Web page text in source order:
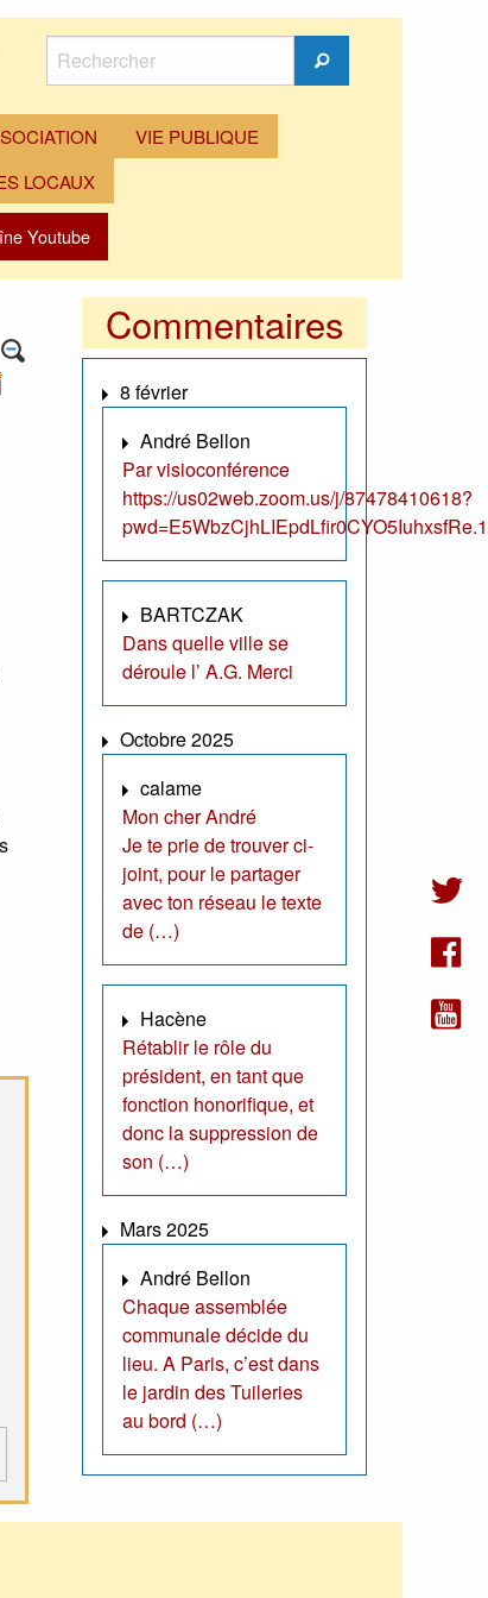
Rechercher
Rechercher
VIE PUBLIQUE
LOCAUX
Youtube
Commentaires
8 février
André Bellon
Par visioconférence
https://us02web.zoom.us/j/87478410618?
BARTCZAK
Dans quelle ville se
déroule l’ A.G. Merci
Octobre 2025
calame
Mon cher André
Je te prie de trouver ci-
joint, pour le partager
avec ton réseau le texte
de (…)
Hacène
Rétablir le rôle du
président, en tant que
fonction honorifique, et
donc la suppression de
son (…)
Mars 2025
André Bellon
Chaque assemblée
communale décide du
lieu. A Paris, c’est dans
le jardin des Tuileries
au bord (…)